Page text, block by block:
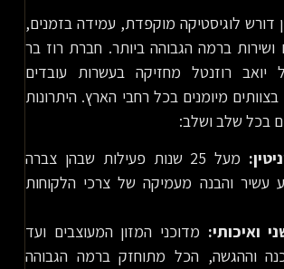
דורש לוגיסטיקה מוקפדת, עמידה בזמנים,
ושירות ברמה הגבוהה ביותר. חברת רוז בר
יואב רוזנטל מחזיקה בעשרות עובדים
מיומנים בכל רחבי הארץ. היתרונות
בכל שלב ושלב:
מעל 25 שנות פעילות שבהן צברה
עשיר והבנה מעמיקה של צרכי הלקוחות
ואיכותי: מדוכני המזון המעוצבים ועד
וההגשה, הכל מתוחזק ברמה הגבוהה